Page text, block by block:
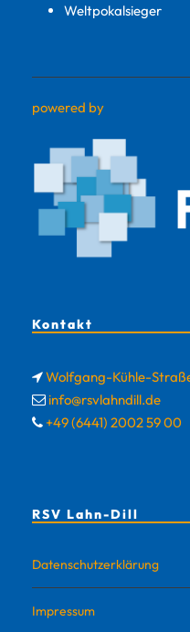
Weltpokalsieger
powered by
Kontakt
Wolfgang-Kühle-
info@rsvlahndill.de
+49 (6441) 2002 59 00
RSV Lahn-Dill
Datenschutzerklärung
Impressum